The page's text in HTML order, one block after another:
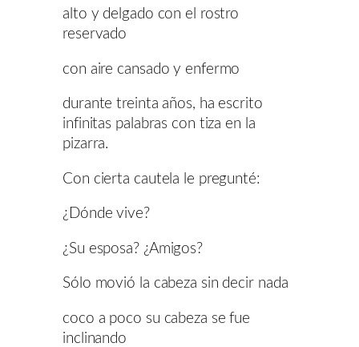
alto y delgado con el rostro
reservado
con aire cansado y enfermo
durante treinta años, ha escrito
infinitas palabras con tiza en la
pizarra.
Con cierta cautela le pregunté:
¿Dónde vive?
¿Su esposa? ¿Amigos?
Sólo movió la cabeza sin decir nada
coco a poco su cabeza se fue
inclinando